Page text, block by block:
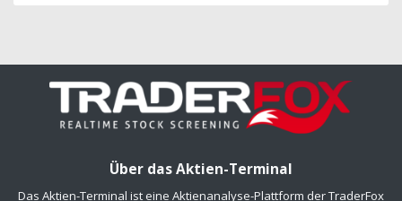
Über das Aktien-Terminal
Das Aktien-Terminal ist eine Aktienanalyse-Plattform der TraderFox